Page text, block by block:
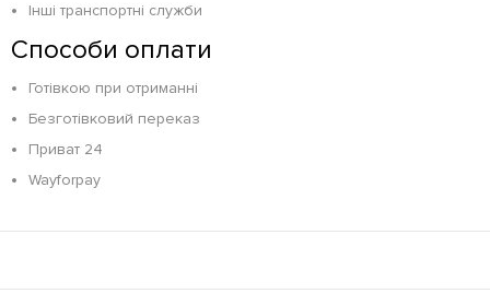
Інші транспортні служби
Способи оплати
Готівкою при отриманні
Безготівковий переказ
Приват 24
Wayforpay